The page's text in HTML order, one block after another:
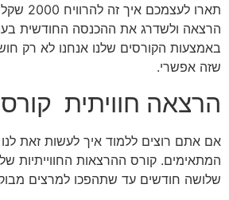
תארו
הרצאה ולשדרג את ההכנסה החודשית
באמצעות הקורסים שלנו אנחנו לא רק
שזה אפשרי.
הרצאה חוויתית קורס
אם אתם רוצים ללמוד איך לעשות זאת
המתאימים. קורס ההרצאות החווייתיות
שלושה חודשים עד שתהפכו למרצים